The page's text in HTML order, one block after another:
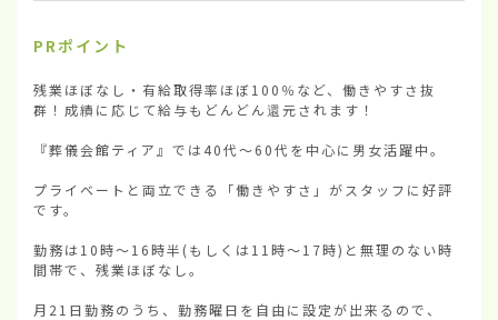
PRポイント
残業ほぼなし・有給取得率ほぼ100％など、働きやすさ抜
群！成績に応じて給与もどんどん還元されます！
『葬儀会館ティア』では40代〜60代を中心に男女活躍中。
プライベートと両立できる「働きやすさ」がスタッフに好評
です。
勤務は10時〜16時半(もしくは11時〜17時)と無理のない時
間帯で、残業ほぼなし。
月21日勤務のうち、勤務曜日を自由に設定が出来るので、